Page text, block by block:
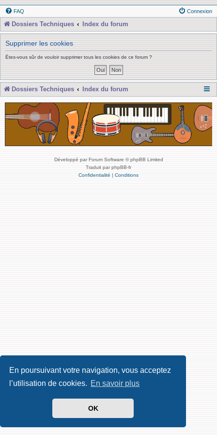
En poursuivant votre navigation, vous acceptez
l’utilisation de cookies. En savoir plus
OK
FAQ Connexion
Dossiers Techniques Index du forum
Supprimer les cookies
Êtes-vous sûr de vouloir supprimer tous les cookies de ce forum ?
Dossiers Techniques Index du forum
Développé par Forum Software © phpBB Limited
Traduit par phpBB-fr
Confidentialité | Conditions